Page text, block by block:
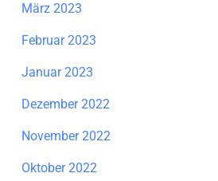
März 2023
Februar 2023
Januar 2023
Dezember 2022
November 2022
Oktober 2022